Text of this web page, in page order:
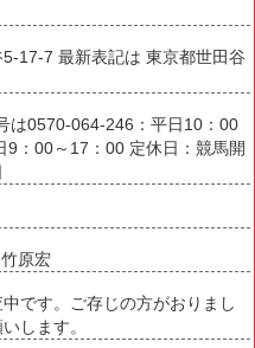
17-7 最新表記は 東京都世田谷
0570-064-246：平日10：00
9：00～17：00 定休日：競馬開
原宏
です。ご存じの方がおりまし
します。